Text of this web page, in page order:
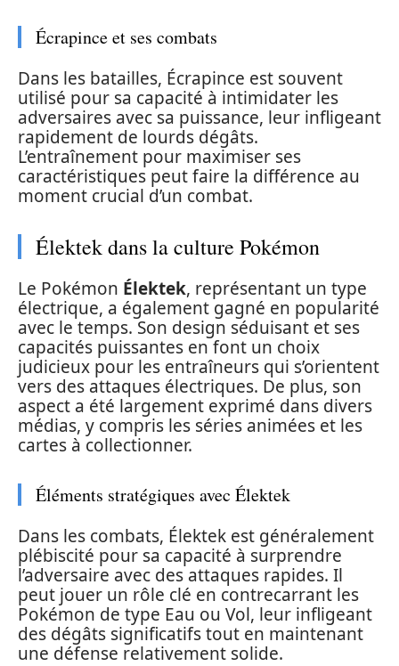
Écrapince et ses combats
Dans les batailles, Écrapince est souvent
utilisé pour sa capacité à intimidater les
adversaires avec sa puissance, leur infligeant
rapidement de lourds dégâts.
L’entraînement pour maximiser ses
caractéristiques peut faire la différence au
moment crucial d’un combat.
Élektek dans la culture Pokémon
Le Pokémon Élektek, représentant un type
électrique, a également gagné en popularité
avec le temps. Son design séduisant et ses
capacités puissantes en font un choix
judicieux pour les entraîneurs qui s’orientent
vers des attaques électriques. De plus, son
aspect a été largement exprimé dans divers
médias, y compris les séries animées et les
cartes à collectionner.
Éléments stratégiques avec Élektek
Dans les combats, Élektek est généralement
plébiscité pour sa capacité à surprendre
l’adversaire avec des attaques rapides. Il
peut jouer un rôle clé en contrecarrant les
Pokémon de type Eau ou Vol, leur infligeant
des dégâts significatifs tout en maintenant
une défense relativement solide.